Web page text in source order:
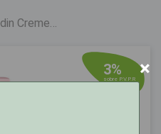
3%
sobre P.V.P.R ×